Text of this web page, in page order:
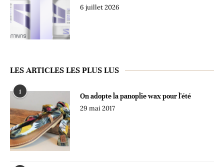
6 juillet 2026
LES ARTICLES LES PLUS LUS
1
On adopte la panoplie wax pour l'été
29 mai 2017